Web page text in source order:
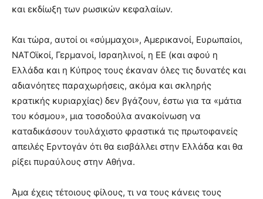
και εκδίωξη των ρωσικών κεφαλαίων.
Και τώρα, αυτοί οι «σύμμαχοι», Αμερικανοί, Ευρωπαίοι,
ΝΑΤΟϊκοί, Γερμανοί, Ισραηλινοί, η ΕΕ (και αφού η
Ελλάδα και η Κύπρος τους έκαναν όλες τις δυνατές και
αδιανόητες παραχωρήσεις, ακόμα και σκληρής
κρατικής κυριαρχίας) δεν βγάζουν, έστω για τα «μάτια
του κόσμου», μια τοσοδούλα ανακοίνωση να
καταδικάσουν τουλάχιστο φραστικά τις πρωτοφανείς
απειλές Ερντογάν ότι θα εισβάλλει στην Ελλάδα και θα
ρίξει πυραύλους στην Αθήνα.
Άμα έχεις τέτοιους φίλους, τι να τους κάνεις τους